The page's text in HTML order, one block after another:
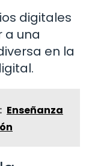
digitales
a una
en la
Enseñanza